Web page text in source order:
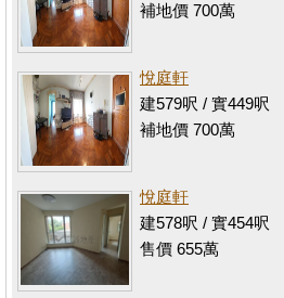
補地價 700萬
悅庭軒
建579呎 / 實449呎
補地價 700萬
悅庭軒
建578呎 / 實454呎
售價 655萬